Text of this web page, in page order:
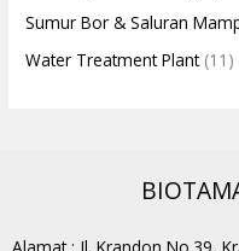
Sumur Bor & Saluran
Water Treatment Plant(11)
Alamat : Jl. Krandon No.39,